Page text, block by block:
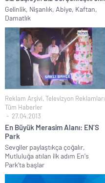
Gelinlik, Nişanlık, Abiye, Kaftan,
Damatlık
Reklam Arşivi, Televizyon Reklamları
Tüm Haberler
27.04.2013
En Büyük Merasim Alanı: EN’S
Park
Sevgiler paylaştıkça çoğalır,
Mutluluğa atılan ilk adım En's
Park’ta başlar